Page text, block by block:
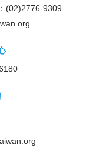
(02)2776-9309